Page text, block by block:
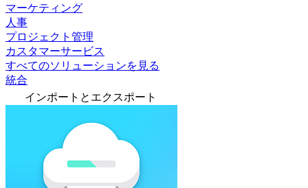
マーケティング
人事
プロジェクト管理
カスタマーサービス
すべてのソリューションを見る
統合
インポートとエクスポート